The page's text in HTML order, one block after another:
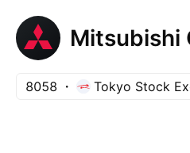
Mitsubishi
8058 Tokyo Stock